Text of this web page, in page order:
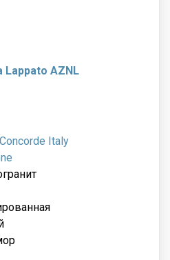
Lappato AZNL
Italy